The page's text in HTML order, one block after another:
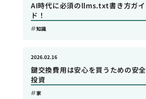
AI時代に必須のllms.txt書き方ガイ
ド！
知識
鍵交換費用は安心を買うための安全
投資
2026.02.16
家